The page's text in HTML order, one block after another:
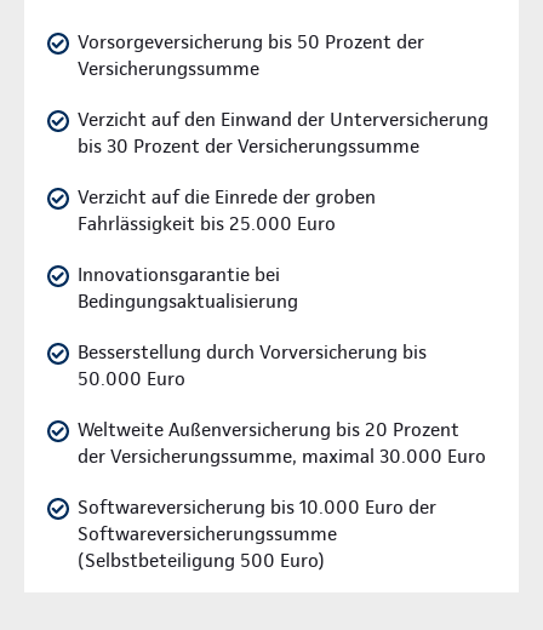
Vorsorgeversicherung bis 50 Prozent der
Versicherungssumme
Verzicht auf den Einwand der Unterversicherung
bis 30 Prozent der Versicherungssumme
Verzicht auf die Einrede der groben
Fahrlässigkeit bis 25.000 Euro
Innovationsgarantie bei
Bedingungsaktualisierung
Besserstellung durch Vorversicherung bis
50.000 Euro
Weltweite Außenversicherung bis 20 Prozent
der Versicherungssumme, maximal 30.000 Euro
Softwareversicherung bis 10.000 Euro der
Softwareversicherungssumme
(Selbstbeteiligung 500 Euro)